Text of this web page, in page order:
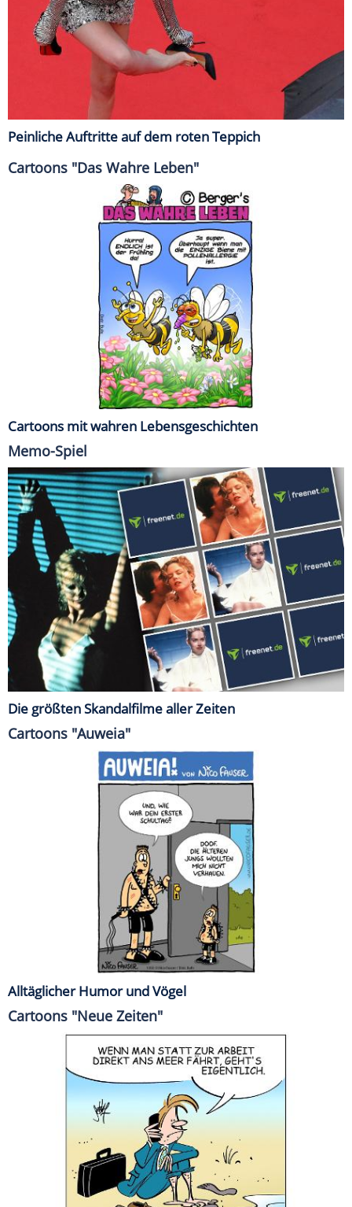
Peinliche Auftritte auf dem roten Teppich
Cartoons "Das Wahre Leben"
Cartoons mit wahren Lebensgeschichten
Memo-Spiel
Die größten Skandalfilme aller Zeiten
Cartoons "Auweia"
Alltäglicher Humor und Vögel
Cartoons "Neue Zeiten"